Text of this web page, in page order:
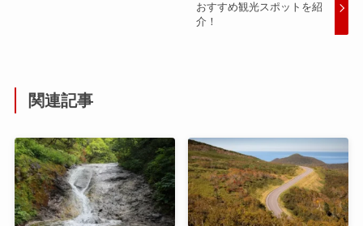
おすすめ観光スポットを紹
介！
関連記事